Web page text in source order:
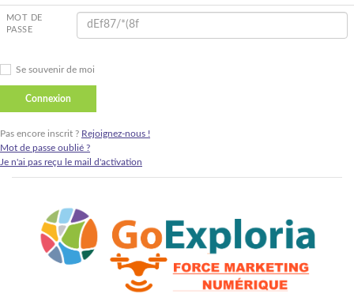
MOT DE
PASSE
Se souvenir de moi
Pas encore inscrit ? Rejoignez-nous !
Mot de passe oublié ?
Je n'ai pas reçu le mail d'activation